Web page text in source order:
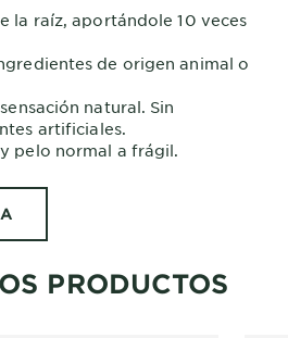
la raíz, aportándole 10 veces
de origen animal o
natural. Sin
artificiales.
pelo normal a frágil.
PRODUCTOS